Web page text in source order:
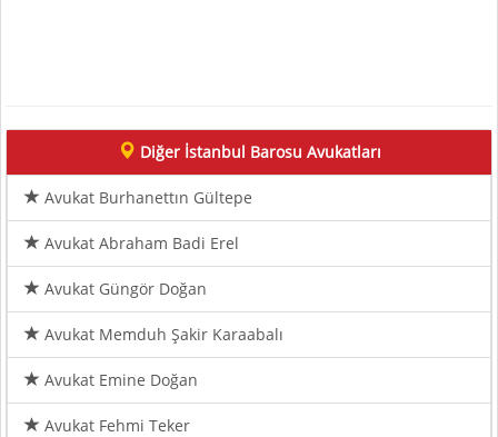
Diğer İstanbul Barosu Avukatları
Avukat Burhanettın Gültepe
Avukat Abraham Badi Erel
Avukat Güngör Doğan
Avukat Memduh Şakir Karaabalı
Avukat Emine Doğan
Avukat Fehmi Teker